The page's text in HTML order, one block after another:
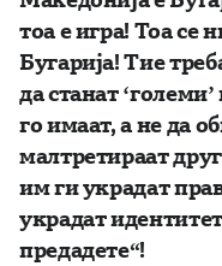
тоа е игра! Тоа се
Бугарија! Тие
да станат
го имаат, а не да
малтретираат
им ги украдат
украдат
предадете“!